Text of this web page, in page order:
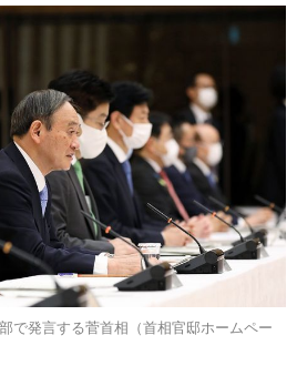
で発言する菅首相（首相官邸ホームペー